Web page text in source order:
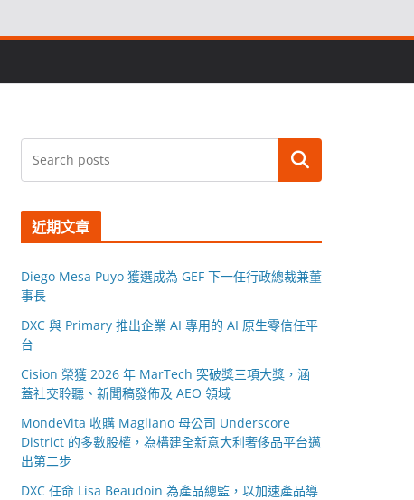
搜尋
近期文章
Diego Mesa Puyo 獲選成為 GEF 下一任行政總裁兼董
事長
DXC 與 Primary 推出企業 AI 專用的 AI 原生零信任平
台
Cision 榮獲 2026 年 MarTech 突破獎三項大獎，涵
蓋社交聆聽、新聞稿發佈及 AEO 領域
MondeVita 收購 Magliano 母公司 Underscore
District 的多數股權，為構建全新意大利奢侈品平台邁
出第二步
DXC 任命 Lisa Beaudoin 為產品總監，以加速產品導